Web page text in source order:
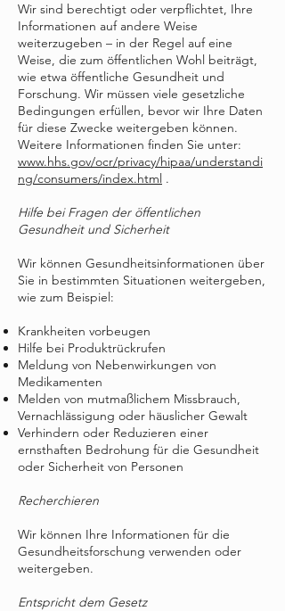
Wir sind berechtigt oder verpflichtet, Ihre
Informationen auf andere Weise
weiterzugeben – in der Regel auf eine
Weise, die zum öffentlichen Wohl beiträgt,
wie etwa öffentliche Gesundheit und
Forschung. Wir müssen viele gesetzliche
Bedingungen erfüllen, bevor wir Ihre Daten
für diese Zwecke weitergeben können.
Weitere Informationen finden Sie unter:
www.hhs.gov/ocr/privacy/hipaa/understandi
ng/consumers/index.html .
Hilfe bei Fragen der öffentlichen
Gesundheit und Sicherheit
Wir können Gesundheitsinformationen über
Sie in bestimmten Situationen weitergeben,
wie zum Beispiel:
Krankheiten vorbeugen
Hilfe bei Produktrückrufen
Meldung von Nebenwirkungen von
Medikamenten
Melden von mutmaßlichem Missbrauch,
Vernachlässigung oder häuslicher Gewalt
Verhindern oder Reduzieren einer
ernsthaften Bedrohung für die Gesundheit
oder Sicherheit von Personen
Recherchieren
Wir können Ihre Informationen für die
Gesundheitsforschung verwenden oder
weitergeben.
Entspricht dem Gesetz